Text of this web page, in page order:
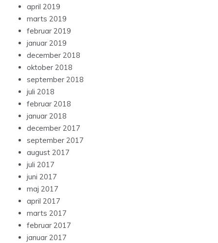
april 2019
marts 2019
februar 2019
januar 2019
december 2018
oktober 2018
september 2018
juli 2018
februar 2018
januar 2018
december 2017
september 2017
august 2017
juli 2017
juni 2017
maj 2017
april 2017
marts 2017
februar 2017
januar 2017